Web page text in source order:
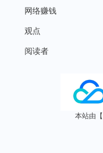
网络赚钱
观点
阅读者
本站由【